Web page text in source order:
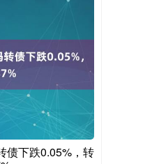
债下跌0.05%，转